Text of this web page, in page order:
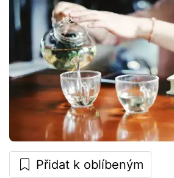
Přidat k oblíbeným